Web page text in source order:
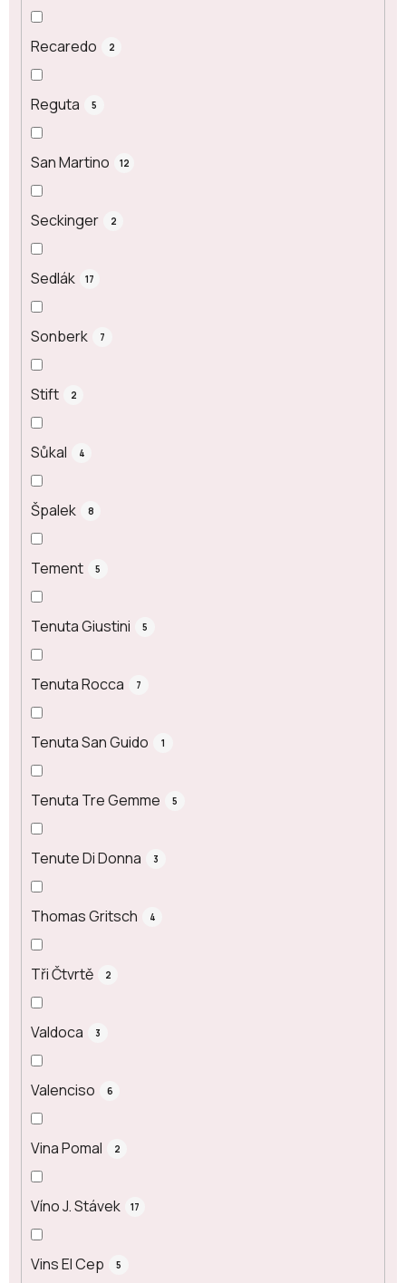
Recaredo 2
Reguta 5
San Martino 12
Seckinger 2
Sedlák 17
Sonberk 7
Stift 2
Sůkal 4
Špalek 8
Tement 5
Tenuta Giustini 5
Tenuta Rocca 7
Tenuta San Guido 1
Tenuta Tre Gemme 5
Tenute Di Donna 3
Thomas Gritsch 4
Tři Čtvrtě 2
Valdoca 3
Valenciso 6
Vina Pomal 2
Víno J. Stávek 17
Vins El Cep 5